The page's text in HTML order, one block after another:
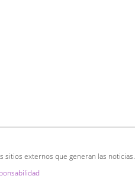
sitios externos que generan las noticias.